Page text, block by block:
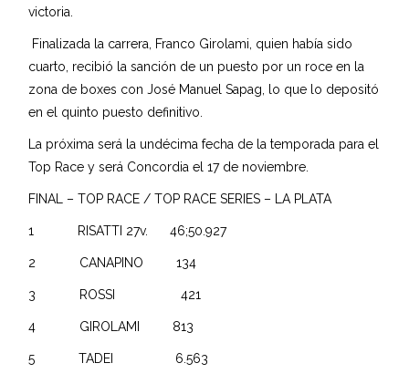
victoria.
Finalizada la carrera, Franco Girolami, quien había sido
cuarto, recibió la sanción de un puesto por un roce en la
zona de boxes con José Manuel Sapag, lo que lo depositó
en el quinto puesto definitivo.
La próxima será la undécima fecha de la temporada para el
Top Race y será Concordia el 17 de noviembre.
FINAL – TOP RACE / TOP RACE SERIES – LA PLATA
1 RISATTI 27v. 46;50.927
2 CANAPINO 134
3 ROSSI 421
4 GIROLAMI 813
5 TADEI 6.563